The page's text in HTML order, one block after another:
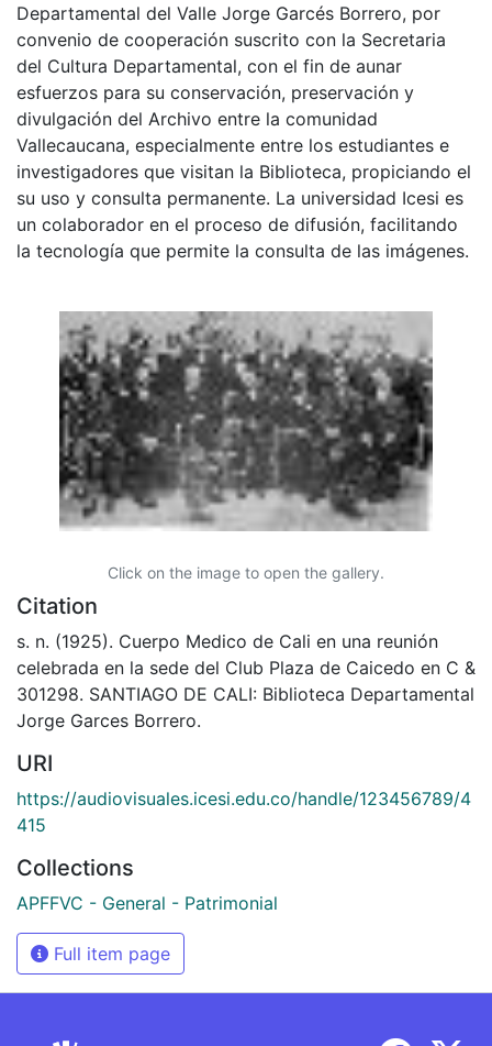
Departamental del Valle Jorge Garcés Borrero, por
convenio de cooperación suscrito con la Secretaria
del Cultura Departamental, con el fin de aunar
esfuerzos para su conservación, preservación y
divulgación del Archivo entre la comunidad
Vallecaucana, especialmente entre los estudiantes e
investigadores que visitan la Biblioteca, propiciando el
su uso y consulta permanente. La universidad Icesi es
un colaborador en el proceso de difusión, facilitando
la tecnología que permite la consulta de las imágenes.
Click on the image to open the gallery.
Citation
s. n. (1925). Cuerpo Medico de Cali en una reunión
celebrada en la sede del Club Plaza de Caicedo en C &
301298. SANTIAGO DE CALI: Biblioteca Departamental
Jorge Garces Borrero.
URI
https://audiovisuales.icesi.edu.co/handle/123456789/4
415
Collections
APFFVC - General - Patrimonial
Full item page